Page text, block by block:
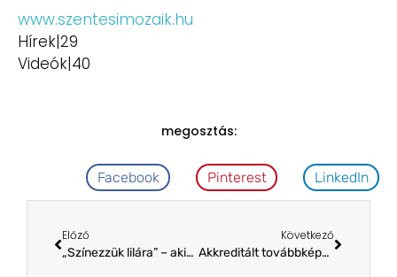
www.szentesimozaik.hu
Hírek|29
Videók|40
megosztás:
Facebook Pinterest LinkedIn
Előző
„Színezzük lilára” – akik már csatlakoztak…
Következő
Akkreditált továbbképzés Békéscsabán